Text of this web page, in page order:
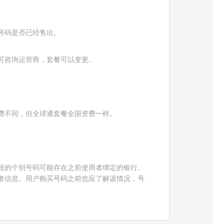
是否已经售出。
询运营商，套餐可以变更。
同，但全球通套餐全国资费一样。
个别号码可能存在之前使用者绑定的银行、
信息。用户购买号码之前也应了解该情况，号